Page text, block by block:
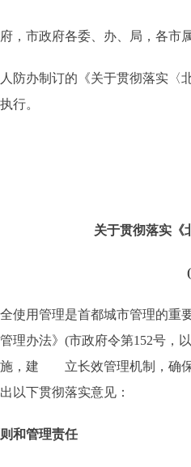
12345网上接诉即办
调查
，市政府各委、办、局，各市
办制订的《关于贯彻落实〈北
行。
关于贯彻落实《
用管理是首都城市管理的重要
理办法》(市政府令第152号，
，建 立长效管理机制，确保
以下贯彻落实意见：
和管理责任